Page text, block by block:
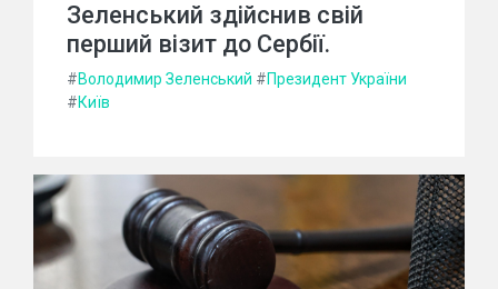
Зеленський здійснив свій
перший візит до Сербії.
#Володимир Зеленський #Президент України
#Київ